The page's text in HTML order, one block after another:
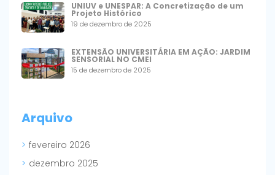
UNIUV e UNESPAR: A Concretização de um
Projeto Histórico
19 de dezembro de 2025
EXTENSÃO UNIVERSITÁRIA EM AÇÃO: JARDIM
SENSORIAL NO CMEI
15 de dezembro de 2025
Arquivo
fevereiro 2026
dezembro 2025